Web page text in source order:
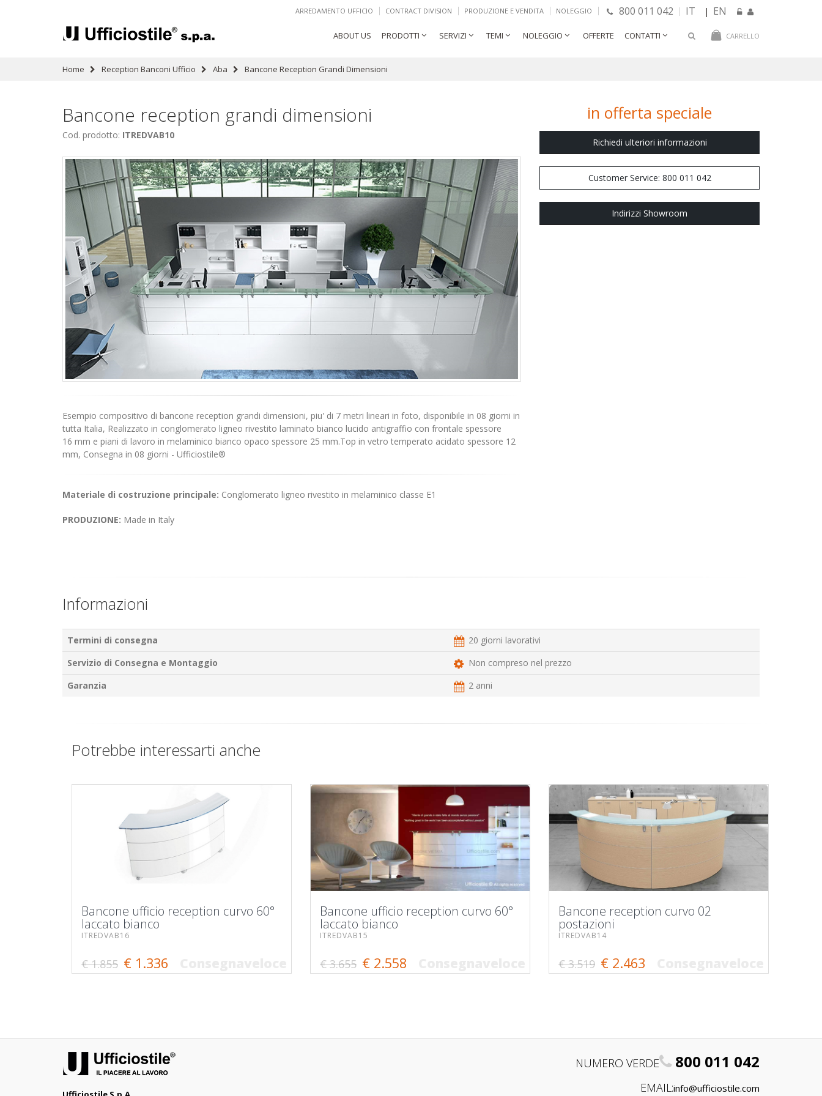
ARREDAMENTO UFFICIO CONTRACT DIVISION PRODUZIONE E VENDITA NOLEGGIO 800 011 042 IT | EN
CARRELLO
ABOUT US PRODOTTI SERVIZI TEMI NOLEGGIO OFFERTE CONTATTI
Home Reception Banconi Ufficio Aba Bancone Reception Grandi Dimensioni
Bancone reception grandi dimensioni
Cod. prodotto: ITREDVAB10
Esempio compositivo di bancone reception grandi dimensioni, piu' di 7 metri lineari in foto, disponibile in 08 giorni in
tutta Italia, Realizzato in conglomerato ligneo rivestito laminato bianco lucido antigraffio con frontale spessore
16 mm e piani di lavoro in melaminico bianco opaco spessore 25 mm.Top in vetro temperato acidato spessore 12
mm, Consegna in 08 giorni - Ufficiostile®
Materiale di costruzione principale: Conglomerato ligneo rivestito in melaminico classe E1
PRODUZIONE: Made in Italy
in offerta speciale
Richiedi ulteriori informazioni
Customer Service: 800 011 042
Indirizzi Showroom
Informazioni
Termini di consegna
20 giorni lavorativi
Servizio di Consegna e Montaggio
Non compreso nel prezzo
Garanzia
2 anni
Potrebbe interessarti anche
Bancone ufficio reception curvo 60°
laccato bianco
ITREDVAB16
€ 1.855 € 1.336
Bancone ufficio reception curvo 60°
laccato bianco
ITREDVAB15
€ 3.655 € 2.558
Bancone reception curvo 02
postazioni
ITREDVAB14
€ 3.519 € 2.463
NUMERO VERDE 800 011 042
EMAIL:info@ufficiostile.com